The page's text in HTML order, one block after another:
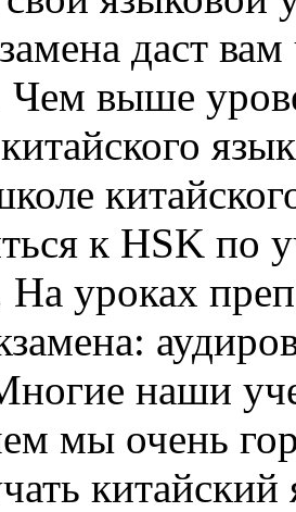
даст
Чем выше
к HSK по
уроках
наши
мы очень